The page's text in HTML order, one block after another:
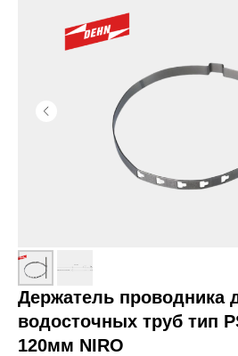
Держатель проводника
водосточных труб тип
120мм NIRO